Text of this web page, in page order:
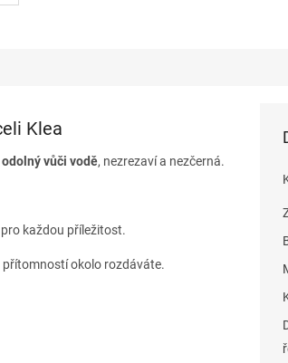
Klea
vůči vodě, nezrezaví a nezčerná.
každou příležitost.
přítomností okolo rozdáváte.